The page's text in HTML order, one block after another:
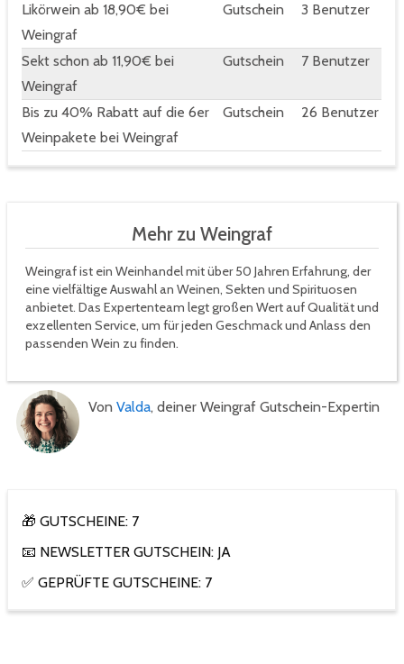
Likörwein ab 18,90€ bei
Weingraf
Gutschein 3 Benutzer
Sekt schon ab 11,90€ bei
Weingraf
Gutschein 7 Benutzer
Bis zu 40% Rabatt auf die 6er
Weinpakete bei Weingraf
Gutschein 26 Benutzer
Mehr zu Weingraf
Weingraf ist ein Weinhandel mit über 50 Jahren Erfahrung, der
eine vielfältige Auswahl an Weinen, Sekten und Spirituosen
anbietet. Das Expertenteam legt großen Wert auf Qualität und
exzellenten Service, um für jeden Geschmack und Anlass den
passenden Wein zu finden.
Von Valda, deiner Weingraf Gutschein-Expertin
🎁 GUTSCHEINE: 7
📧 NEWSLETTER GUTSCHEIN: JA
✅ GEPRÜFTE GUTSCHEINE: 7